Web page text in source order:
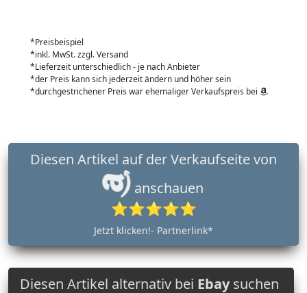
*Preisbeispiel
*inkl. MwSt. zzgl. Versand
*Lieferzeit unterschiedlich - je nach Anbieter
*der Preis kann sich jederzeit ändern und höher sein
*durchgestrichener Preis war ehemaliger Verkaufspreis bei
anschauen
⭐⭐⭐⭐⭐
Jetzt klicken!- Partnerlink*
Diesen Artikel alternativ bei Ebaysuchen